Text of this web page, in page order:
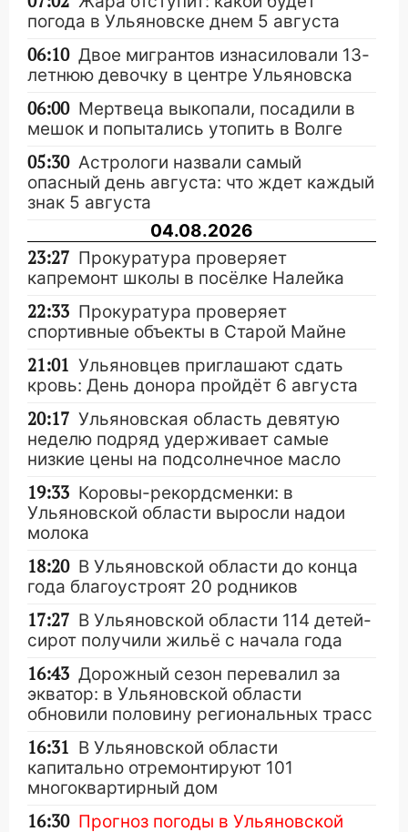
погода в Ульяновске днем 5 августа
06:10 Двое мигрантов изнасиловали 13-
летнюю девочку в центре Ульяновска
06:00 Мертвеца выкопали, посадили в
мешок и попытались утопить в Волге
05:30 Астрологи назвали самый
опасный день августа: что ждет каждый
знак 5 августа
04.08.2026
23:27 Прокуратура проверяет
капремонт школы в посёлке Налейка
22:33 Прокуратура проверяет
спортивные объекты в Старой Майне
21:01 Ульяновцев приглашают сдать
кровь: День донора пройдёт 6 августа
20:17 Ульяновская область девятую
неделю подряд удерживает самые
низкие цены на подсолнечное масло
19:33 Коровы-рекордсменки: в
Ульяновской области выросли надои
молока
18:20 В Ульяновской области до конца
года благоустроят 20 родников
17:27 В Ульяновской области 114 детей-
сирот получили жильё с начала года
16:43 Дорожный сезон перевалил за
экватор: в Ульяновской области
обновили половину региональных трасс
16:31 В Ульяновской области
капитально отремонтируют 101
многоквартирный дом
16:30 Прогноз погоды в Ульяновской